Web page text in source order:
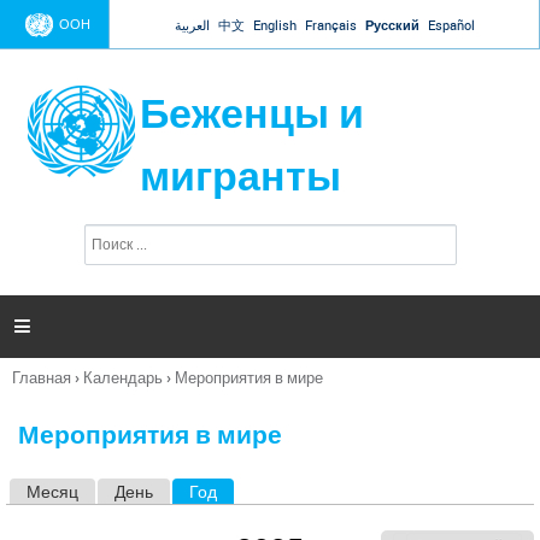
Jump to navigation
ООН العربية 中文 English Français Русский Español
Беженцы и
мигранты
п
и

Вы
Главная › Календарь › Мероприятия в мире
Мероприятия в мире
Месяц День Год